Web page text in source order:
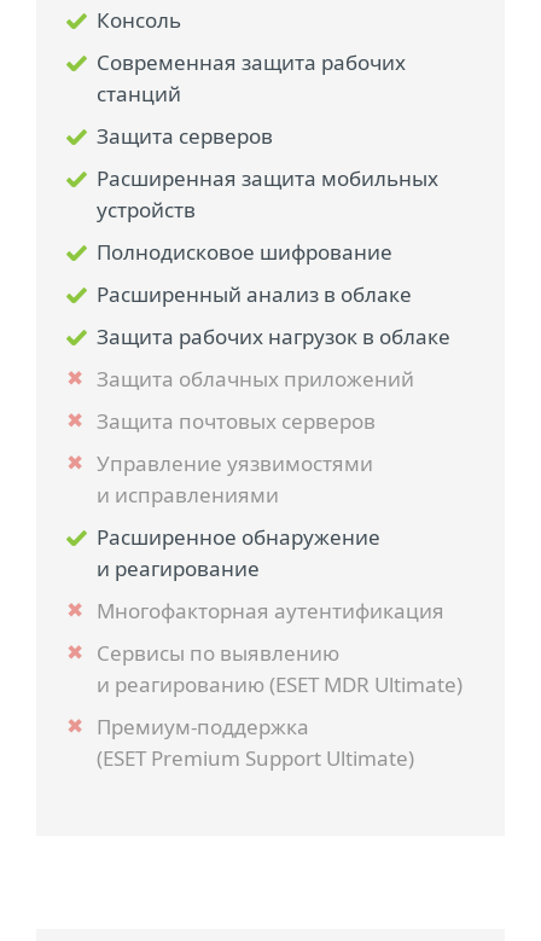
Консоль
Современная защита рабочих
станций
Защита серверов
Расширенная защита мобильных
устройств
Полнодисковое шифрование
Расширенный анализ в облаке
Защита рабочих нагрузок в облаке
Защита облачных приложений
Защита почтовых серверов
Управление уязвимостями
и исправлениями
Расширенное обнаружение
и реагирование
Многофакторная аутентификация
Сервисы по выявлению
и реагированию (ESET MDR Ultimate)
Премиум-поддержка
(ESET Premium Support Ultimate)